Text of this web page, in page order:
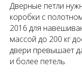
Дверные петли
коробки с
2016 для
массой до 200 кг
двери превышает
и более петель.